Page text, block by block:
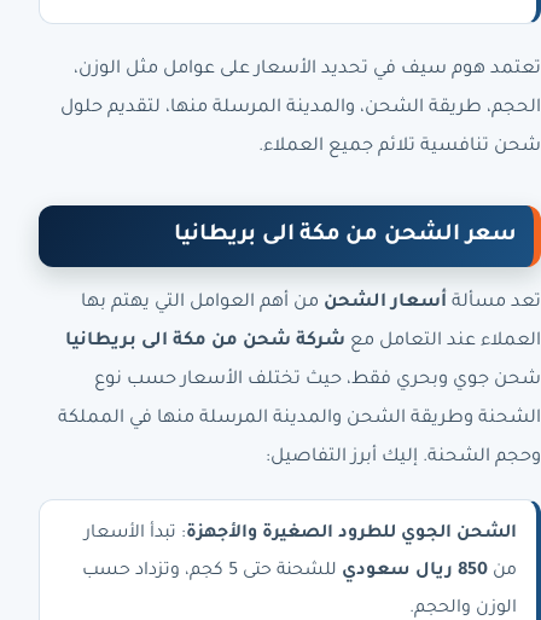
تعتمد هوم سيف في تحديد الأسعار على عوامل مثل الوزن،
الحجم، طريقة الشحن، والمدينة المرسلة منها، لتقديم حلول
شحن تنافسية تلائم جميع العملاء.
سعر الشحن من مكة الى بريطانيا
تعد مسألة أسعار الشحن من أهم العوامل التي يهتم بها
العملاء عند التعامل مع شركة شحن من مكة الى بريطانيا
شحن جوي وبحري فقط، حيث تختلف الأسعار حسب نوع
الشحنة وطريقة الشحن والمدينة المرسلة منها في المملكة
وحجم الشحنة. إليك أبرز التفاصيل:
الشحن الجوي للطرود الصغيرة والأجهزة: تبدأ الأسعار
من 850 ريال سعودي
للشحنة حتى 5 كجم، وتزداد حسب
الوزن والحجم.